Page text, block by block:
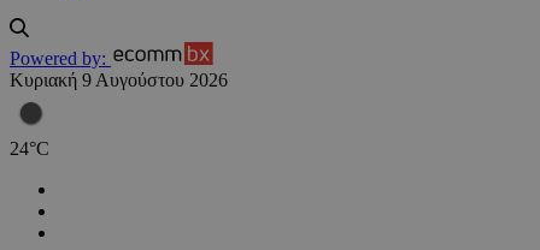
Powered by:
Κυριακή 9 Αυγούστου 2026
24°C